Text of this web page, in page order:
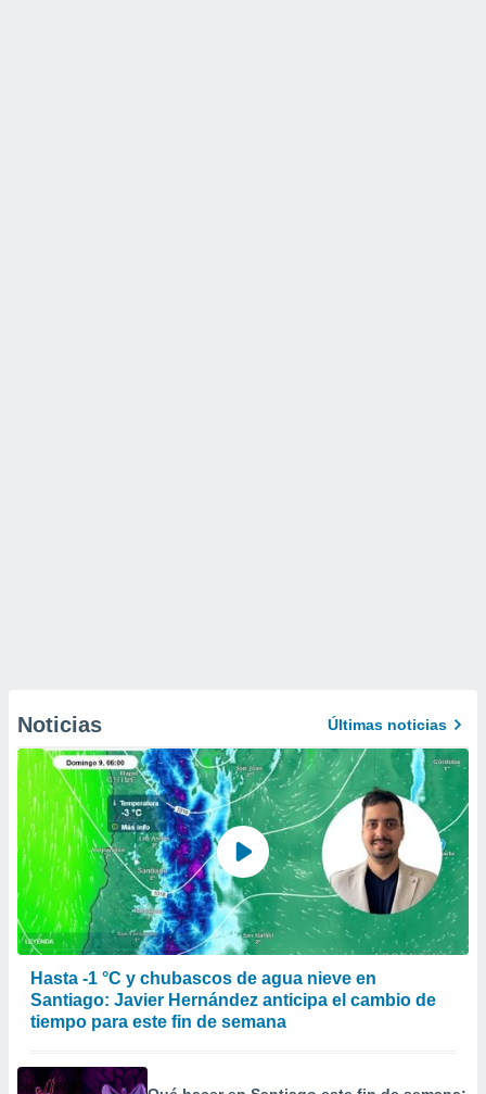
Noticias Últimas noticias
Hasta -1 °C y chubascos de agua nieve en
Santiago: Javier Hernández anticipa el cambio de
tiempo para este fin de semana